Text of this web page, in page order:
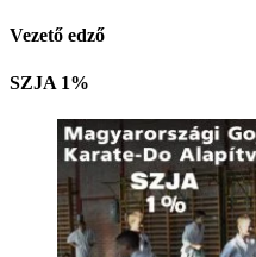
Vezető edző
SZJA 1%